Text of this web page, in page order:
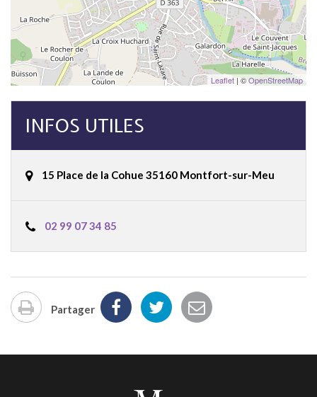
Leaflet | ©OpenStreetMap
INFOS UTILES
15 Place de la Cohue 35160 Montfort-sur-Meu
02 99 07 34 85
Imprimer
Partager